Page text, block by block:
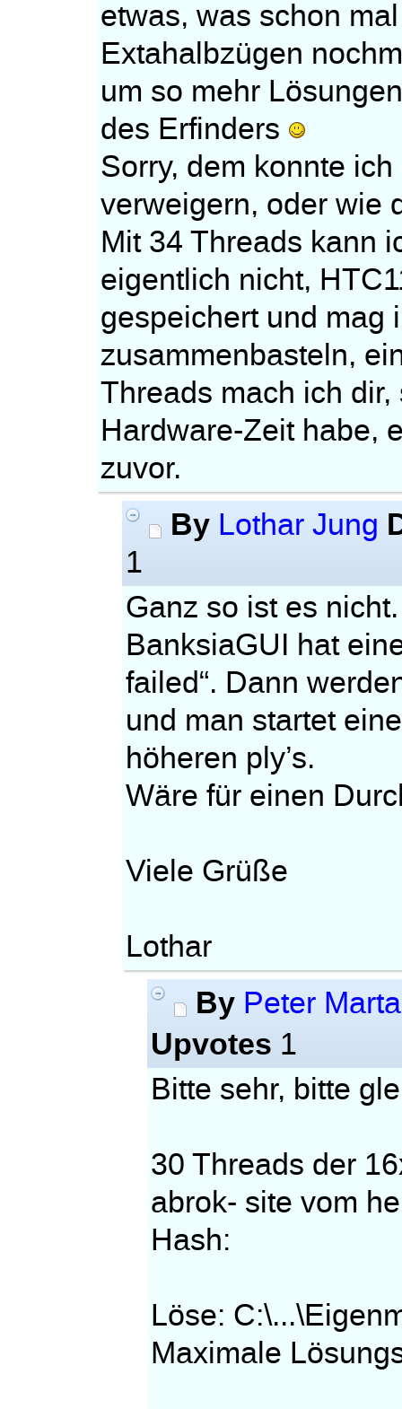
etwas, was schon
Extahalbzügen
um so mehr
des Erfinders
Sorry, dem konnte
verweigern, oder wie
Mit 34 Threads kann
eigentlich nicht,
gespeichert und mag
zusammenbasteln,
Threads mach ich
Hardware-Zeit habe,
zuvor.
By Lothar Jung
1
Ganz so ist es nicht.
BanksiaGUI hat
failed“. Dann
und man startet
höheren ply’s.
Wäre für einen
Viele Grüße
Lothar
By Peter
Upvotes 1
Bitte sehr, bitte
30 Threads der
abrok- site vom
Hash:
Löse:
Maximale